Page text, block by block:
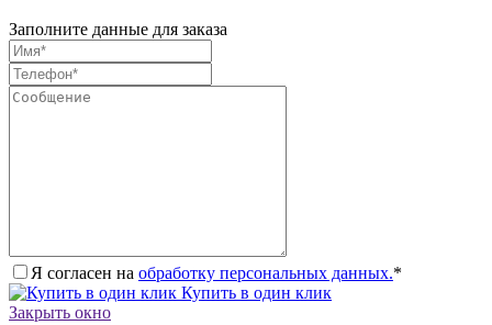
Заполните данные для заказа
Я согласен на обработку персональных данных.*
Купить в один клик
Закрыть окно